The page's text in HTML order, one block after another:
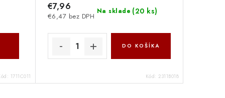
1711C011
Na sklade (20 ks)
€6,47 bez DPH
€7,96
DO KOŠÍKA
Kód: 2311B018